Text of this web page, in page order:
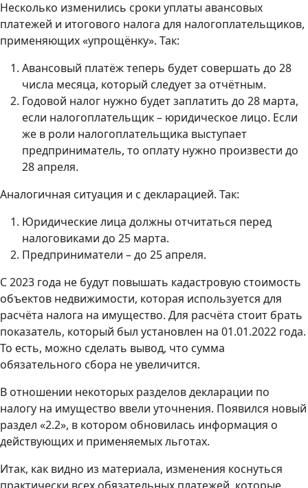
Несколько изменились сроки уплаты авансовых
платежей и итогового налога для налогоплательщиков,
применяющих «упрощёнку». Так:
Авансовый платёж теперь будет совершать до 28
числа месяца, который следует за отчётным.
Годовой налог нужно будет заплатить до 28 марта,
если налогоплательщик – юридическое лицо. Если
же в роли налогоплательщика выступает
предприниматель, то оплату нужно произвести до
28 апреля.
Аналогичная ситуация и с декларацией. Так:
Юридические лица должны отчитаться перед
налоговиками до 25 марта.
Предприниматели – до 25 апреля.
С 2023 года не будут повышать кадастровую стоимость
объектов недвижимости, которая используется для
расчёта налога на имущество. Для расчёта стоит брать
показатель, который был установлен на 01.01.2022 года.
То есть, можно сделать вывод, что сумма
обязательного сбора не увеличится.
В отношении некоторых разделов декларации по
налогу на имущество ввели уточнения. Появился новый
раздел «2.2», в котором обновилась информация о
действующих и применяемых льготах.
Итак, как видно из материала, изменения коснуться